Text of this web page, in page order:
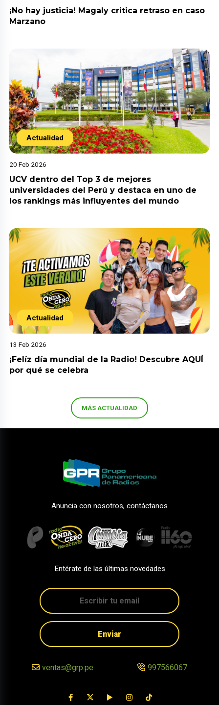
¡No hay justicia! Magaly critica retraso en caso
Marzano
Actualidad
20 Feb 2026
UCV dentro del Top 3 de mejores
universidades del Perú y destaca en uno de
los rankings más influyentes del mundo
Actualidad
13 Feb 2026
¡Felíz día mundial de la Radio! Descubre AQUÍ
por qué se celebra
MÁS ACTUALIDAD
Anuncia con nosotros, contáctanos
Entérate de las últimas novedades
Enviar
ventas@grp.pe 997566067